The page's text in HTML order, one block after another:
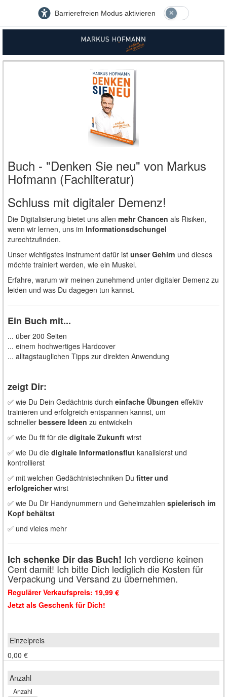
Barrierefreien Modus aktivieren
Buch - "Denken Sie neu" von Markus
Hofmann (Fachliteratur)
Schluss mit digitaler Demenz!
Die Digitalisierung bietet uns allen mehr Chancen als Risiken,
wenn wir lernen, uns im Informationsdschungel
zurechtzufinden.
Unser wichtigstes Instrument dafür ist unser Gehirn und dieses
möchte trainiert werden, wie ein Muskel.
Erfahre, warum wir meinen zunehmend unter digitaler Demenz zu
leiden und was Du dagegen tun kannst.
Ein Buch mit...
... über 200 Seiten
... einem hochwertiges Hardcover
... alltagstauglichen Tipps zur direkten Anwendung
zeigt Dir:
✅ wie Du Dein Gedächtnis durch einfache Übungen effektiv
trainieren und erfolgreich entspannen kannst, um
schneller bessere Ideen zu entwickeln
✅ wie Du fit für die digitale Zukunft wirst
✅ wie Du die digitale Informationsflut kanalisierst und
kontrollierst
✅ ​mit welchen Gedächtnistechniken Du fitter und
erfolgreicherwirst
✅ wie Du Dir Handynummern und Geheimzahlen spielerisch im
Kopf behältst
✅ und vieles mehr
Ich schenke Dir das Buch! Ich verdiene keinen
Cent damit! Ich bitte Dich lediglich die Kosten für
Verpackung und Versand zu übernehmen.
Regulärer Verkaufspreis: 19,99 €
Jetzt als Geschenk für Dich!
0,00 €
Anzahl